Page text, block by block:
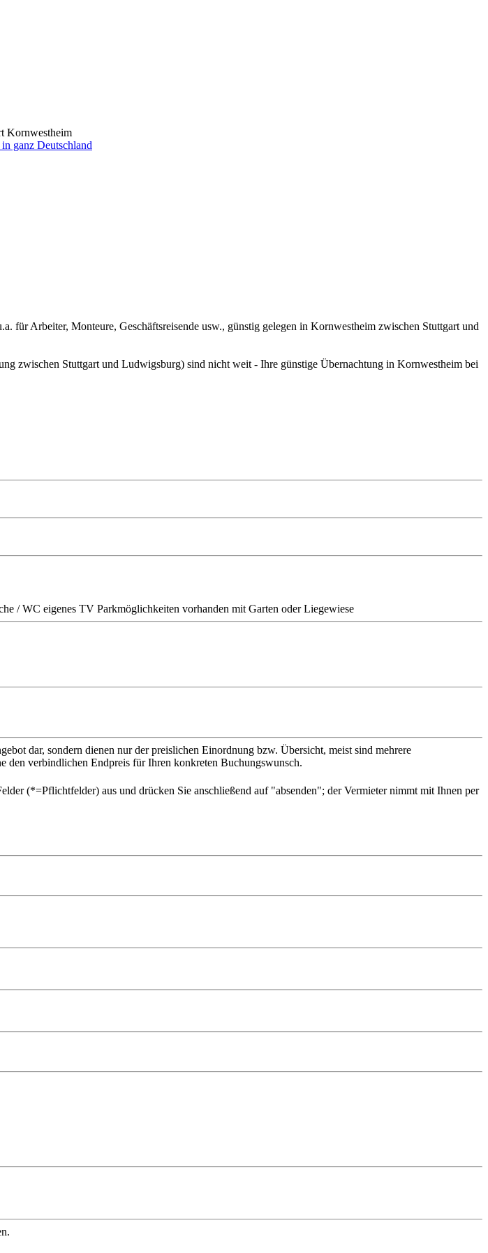
Kornwestheim
für Arbeiter, Monteure, Geschäftsreisende usw., günstig gelegen in Kornwestheim zwischen Stuttgart und
zwischen Stuttgart und Ludwigsburg) sind nicht weit - Ihre günstige Übernachtung in Kornwestheim bei
/ WC eigenes TV Parkmöglichkeiten vorhanden mit Garten oder Liegewiese
dar, sondern dienen nur der preislichen Einordnung bzw. Übersicht, meist sind mehrere
den verbindlichen Endpreis für Ihren konkreten Buchungswunsch.
(*=Pflichtfelder) aus und drücken Sie anschließend auf "absenden"; der Vermieter nimmt mit Ihnen per